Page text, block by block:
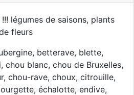
légumes de saisons, plants
fleurs
betterave, blette,
chou blanc, chou de Bruxelles,
chou-rave, choux, citrouille,
échalotte, endive,